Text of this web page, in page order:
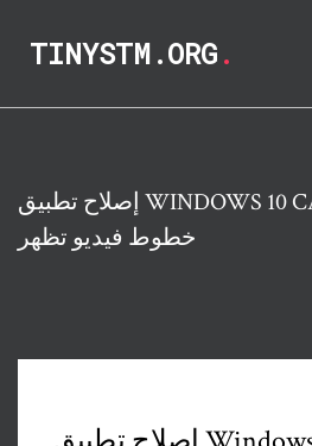
TINYSTM.ORG.
إصلاح تطبيق WINDOWS 10 CAMERA سجل
خطوط فيديو تظهر